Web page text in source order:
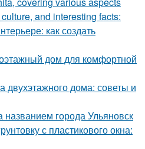
and interesting facts:
как создать
дом для комфортной
двухэтажного дома: советы и
названием города Ульяновск
с пластикового окна: